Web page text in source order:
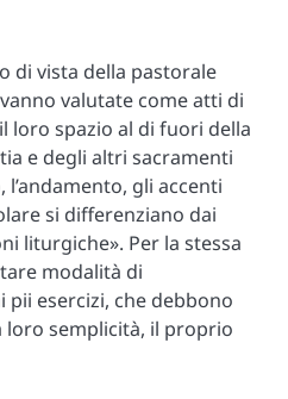
di vista della pastorale
valutate come atti di
loro spazio al di fuori della
e degli altri sacramenti
gli accenti
si differenziano dai
liturgiche». Per la stessa
modalità di
pii esercizi, che debbono
loro semplicità, il proprio